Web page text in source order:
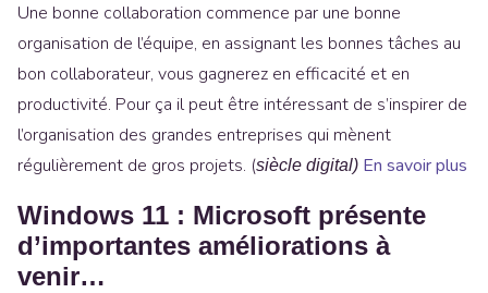
Une bonne collaboration commence par une bonne
organisation de l’équipe, en assignant les bonnes tâches au
bon collaborateur, vous gagnerez en efficacité et en
productivité. Pour ça il peut être intéressant de s’inspirer de
l’organisation des grandes entreprises qui mènent
régulièrement de gros projets. (siècle digital) En savoir plus
Windows 11 : Microsoft présente
d’importantes améliorations à
venir…